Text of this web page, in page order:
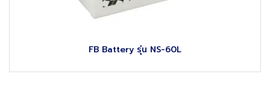
FB Battery รุ่น NS-60L